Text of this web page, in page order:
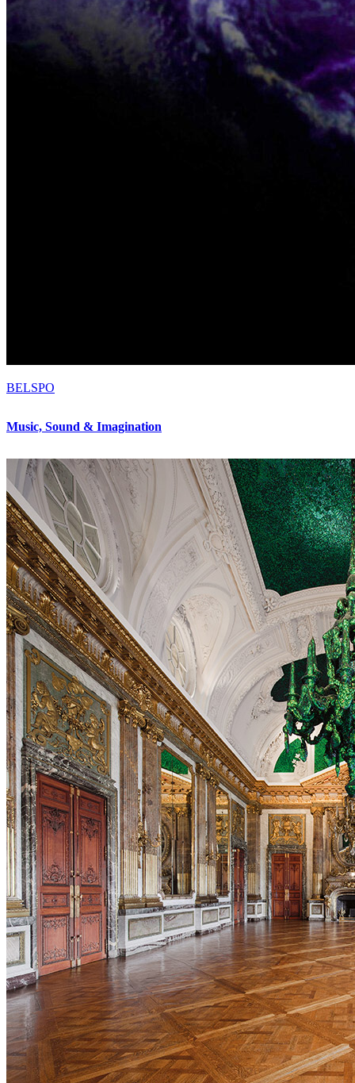
BELSPO
Music, Sound & Imagination